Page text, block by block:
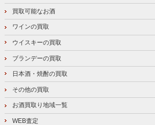
買取可能なお酒
ワインの買取
ウイスキーの買取
ブランデーの買取
日本酒・焼酎の買取
その他の買取
お酒買取り地域一覧
WEB査定